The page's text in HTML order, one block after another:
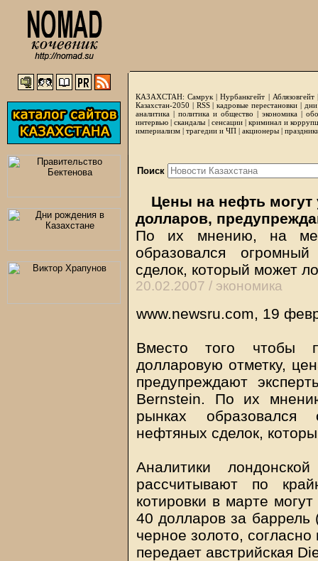
КАЗАХСТАН: Самрук |Нурбанкгейт | Аблязовгейт
Казахстан-2050 | RSS|кадровые перестановки|
аналитика | политика и общество | экономика |
интервью |скандалы | сенсации|криминал и
империализм | трагедии и ЧП | акционеры |
Поиск
Цены на нефть могут
долларов,
По их мнению, на
образовался
сделок, который может
20.02.2007 / экономика
www.newsru.com, 19
Вместо того чтобы
долларовую отметку,
предупреждают
Bernstein. По их
рынках образовался
нефтяных сделок,
Аналитики
рассчитывают по
котировки в марте
40 долларов за
черное золото,
передает австрийская